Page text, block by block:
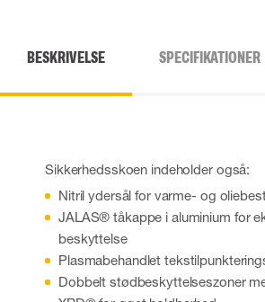
BESKRIVELSE SPECIFIKATIONER
Sikkerhedsskoen indeholder også:
Nitril ydersål for varme- og
JALAS® tåkappe i aluminium for
beskyttelse
Plasmabehandlet
Dobbelt stødbeskyttelseszoner